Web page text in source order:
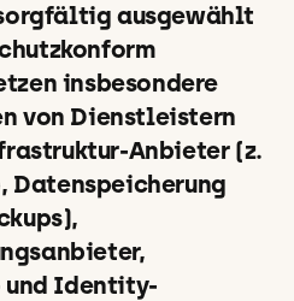
ausgewählt
insbesondere
von Dienstleistern
Anbieter (z.
Datenspeicherung
und Identity-